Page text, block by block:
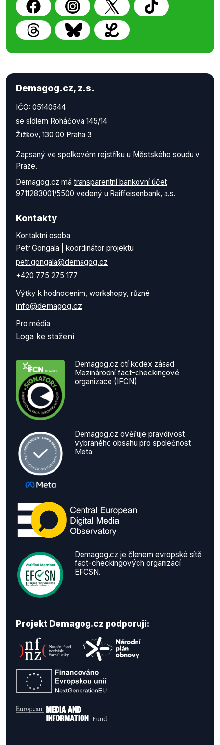
Demagog.cz, z.s.
IČO: 05140544
se sídlem Roháčova 145/14
Žižkov, 130 00 Praha 3
Zapsaný ve spolkovém rejstříku u Městského soudu v
Praze.
Demagog.cz má transparentní bankovní účet
9711283001/5500 vedený u Raiffeisenbank, a.s.
Kontakty
Kontaktní osoba
Petr Gongala | koordinátor projektu
petr.gongala@demagog.cz
+420 775 275 177
Výtky k hodnocením, workshopy, různé
info@demagog.cz
Pro média
Loga ke stažení
Demagog.cz ctí kodex zásad
Mezinárodní fact-checkingové
organizace (IFCN)
Demagog.cz ověřuje pravdivost
vybraného obsahu pro společnost
Meta
Demagog.cz je členem evropské sítě
fact-checkingových organizací
EFCSN.
Projekt Demagog.cz podporují: